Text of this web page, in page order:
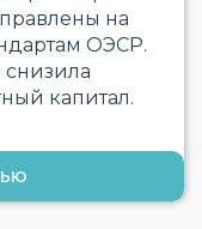
на
ОЭСР.
снизила
капитал.